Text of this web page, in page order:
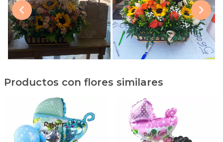
Productos con flores similares